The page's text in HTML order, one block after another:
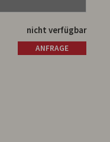
nicht verfügbar
ANFRAGE